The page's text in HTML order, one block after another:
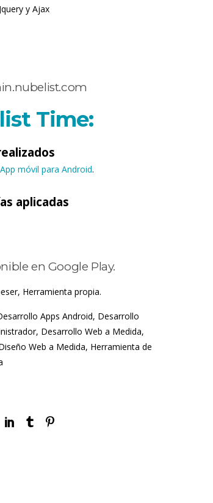
y Ajax
Time:
móvil para Android.
aplicadas
en Google Play.
Herramienta propia.
Apps Android, Desarrollo
Desarrollo Web a Medida,
Web a Medida, Herramienta de